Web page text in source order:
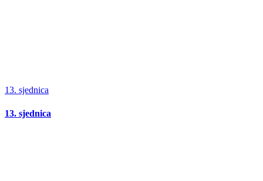
13. sjednica
13. sjednica